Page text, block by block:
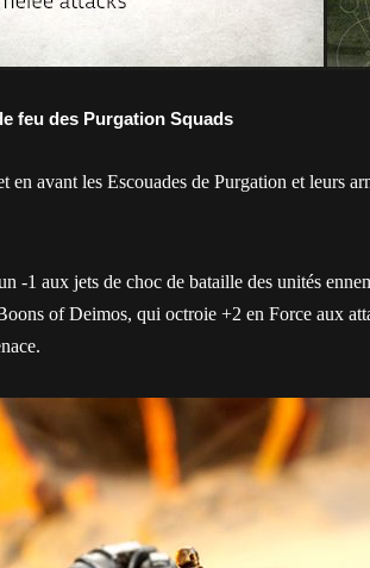
feu des Purgation Squads
avant les Escouades de Purgation et leurs
-1 aux jets de choc de bataille des unités
of Deimos, qui octroie +2 en Force aux